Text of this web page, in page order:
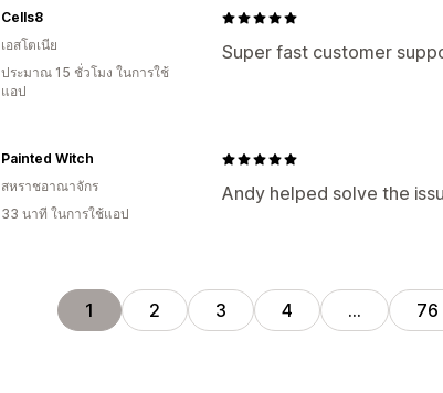
Super fast customer
Cells8
เอสโตเนีย
ประมาณ 15 ชั่วโมง ในการใช้
แอป
Andy helped solve the
Painted Witch
สหราชอาณาจักร
33 นาที ในการใช้แอป
1 2 3 4 … 76